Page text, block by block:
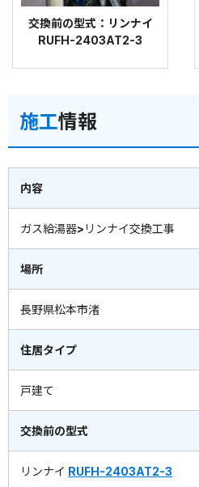
交換前の型式：リンナイ
RUFH-2403AT2-3
施工情報
内容
ガス給湯器>リンナイ交換工事
場所
長野県松本市渚
住居タイプ
戸建て
交換前の型式
リンナイ RUFH-2403AT2-3